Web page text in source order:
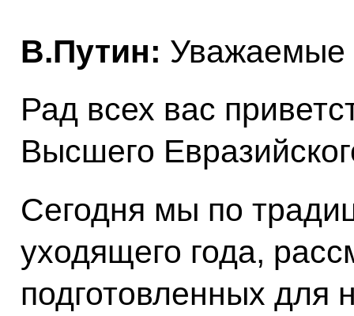
В.Путин: Уважаемые
Рад всех вас
Высшего
Сегодня мы по
уходящего года,
подготовленных для